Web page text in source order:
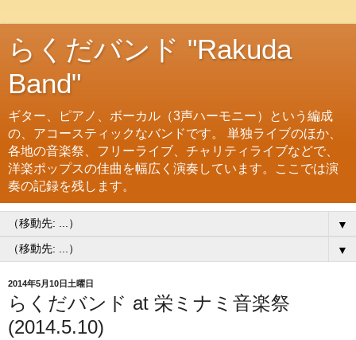
らくだバンド "Rakuda
Band"
ギター、ピアノ、ボーカル（3声ハーモニー）という編成
の、アコースティックなバンドです。 単独ライブのほか、
各地の音楽祭、フリーライブ、チャリティライブなどで、
洋楽ポップスの佳曲を幅広く演奏しています。ここでは演
奏の記録を残します。
▼
▼
2014年5月10日土曜日
らくだバンド at 栄ミナミ音楽祭
(2014.5.10)